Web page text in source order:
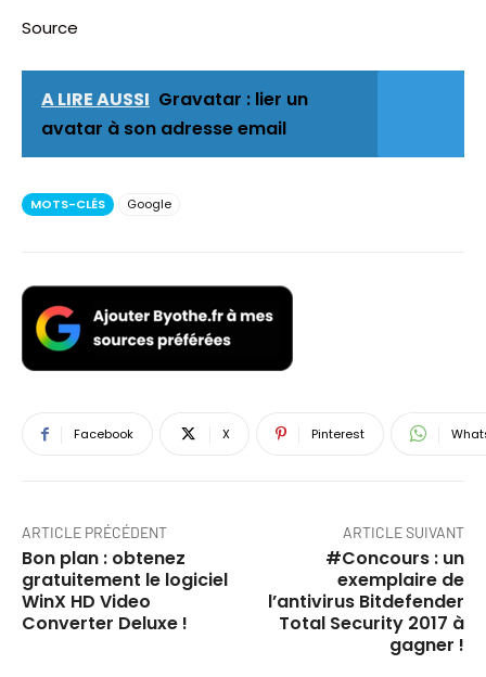
Source
A LIRE AUSSI Gravatar : lier un
avatar à son adresse email
MOTS-CLÉS Google
Facebook X Pinterest
ARTICLE PRÉCÉDENT
Bon plan : obtenez
gratuitement le logiciel
WinX HD Video
Converter Deluxe !
ARTICLE SUIVANT
#Concours : un
exemplaire de
l’antivirus Bitdefender
Total Security 2017 à
gagner !